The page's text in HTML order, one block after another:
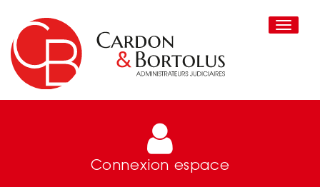
Toggle
Connexion espace